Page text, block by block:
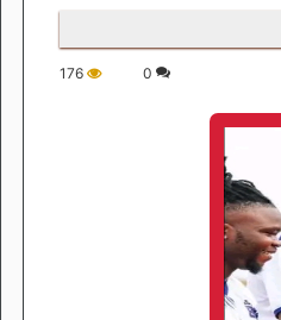
0
176